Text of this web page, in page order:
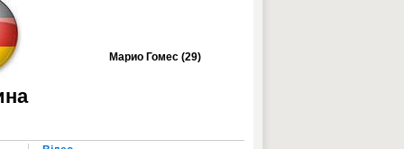
Марио Гомес (29)